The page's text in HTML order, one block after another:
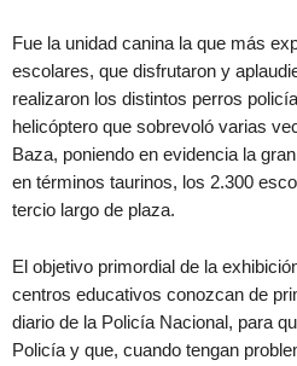
Fue la unidad canina la que más
escolares, que disfrutaron y
realizaron los distintos perros
helicóptero que sobrevoló varias
Baza, poniendo en evidencia la
en términos taurinos, los 2.300
tercio largo de plaza.
El objetivo primordial de la
centros educativos conozcan de
diario de la Policía Nacional, para
Policía y que, cuando tengan